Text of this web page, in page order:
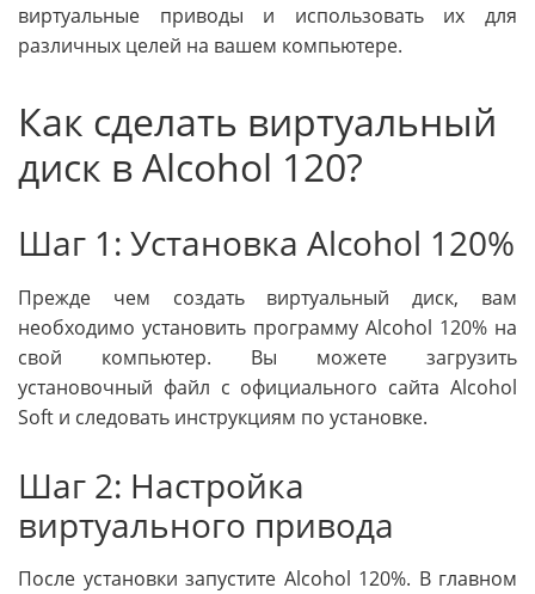
виртуальные приводы и использовать их для
различных целей на вашем компьютере.
Как сделать виртуальный
диск в Alcohol 120?
Шаг 1: Установка Alcohol 120%
Прежде чем создать виртуальный диск, вам
необходимо установить программу Alcohol 120% на
свой компьютер. Вы можете загрузить
установочный файл с официального сайта Alcohol
Soft и следовать инструкциям по установке.
Шаг 2: Настройка
виртуального привода
После установки запустите Alcohol 120%. В главном